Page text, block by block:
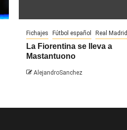
Fichajes Fútbol español Real Madrid
La Fiorentina se lleva a
Mastantuono
AlejandroSanchez